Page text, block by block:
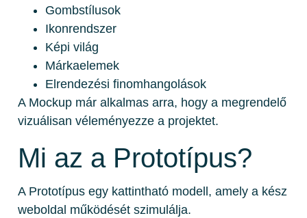
Gombstílusok
Ikonrendszer
Képi világ
Márkaelemek
Elrendezési finomhangolások
A Mockup már alkalmas arra, hogy a megrendelő
vizuálisan véleményezze a projektet.
Mi az a Prototípus?
A Prototípus egy kattintható modell, amely a kész
weboldal működését szimulálja.